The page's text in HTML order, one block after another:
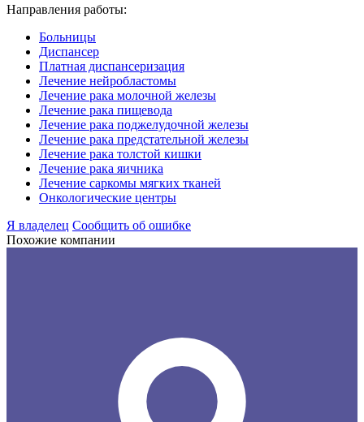
Направления работы:
Больницы
Диспансер
Платная диспансеризация
Лечение нейробластомы
Лечение рака молочной железы
Лечение рака пищевода
Лечение рака поджелудочной железы
Лечение рака предстательной железы
Лечение рака толстой кишки
Лечение рака яичника
Лечение саркомы мягких тканей
Онкологические центры
Я владелец Сообщить об ошибке
Похожие компании